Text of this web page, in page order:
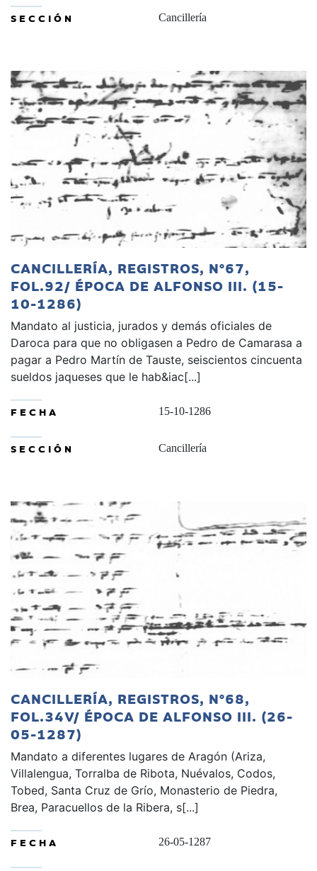
SECCIÓN Cancillería
CANCILLERÍA, REGISTROS, Nº67,
FOL.92/ ÉPOCA DE ALFONSO III. (15-
10-1286)
Mandato al justicia, jurados y demás oficiales de
Daroca para que no obligasen a Pedro de Camarasa a
pagar a Pedro Martín de Tauste, seiscientos cincuenta
sueldos jaqueses que le hab&iac[...]
FECHA 15-10-1286
SECCIÓN Cancillería
CANCILLERÍA, REGISTROS, Nº68,
FOL.34V/ ÉPOCA DE ALFONSO III. (26-
05-1287)
Mandato a diferentes lugares de Aragón (Ariza,
Villalengua, Torralba de Ribota, Nuévalos, Codos,
Tobed, Santa Cruz de Grío, Monasterio de Piedra,
Brea, Paracuellos de la Ribera, s[...]
FECHA 26-05-1287